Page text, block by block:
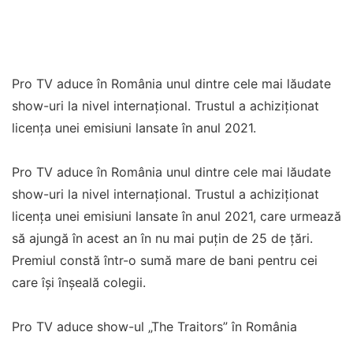
Pro TV aduce în România unul dintre cele mai lăudate
show-uri la nivel internațional. Trustul a achiziționat
licența unei emisiuni lansate în anul 2021.
Pro TV aduce în România unul dintre cele mai lăudate
show-uri la nivel internațional. Trustul a achiziționat
licența unei emisiuni lansate în anul 2021, care urmează
să ajungă în acest an în nu mai puțin de 25 de țări.
Premiul constă într-o sumă mare de bani pentru cei
care își înșeală colegii.
Pro TV aduce show-ul „The Traitors” în România